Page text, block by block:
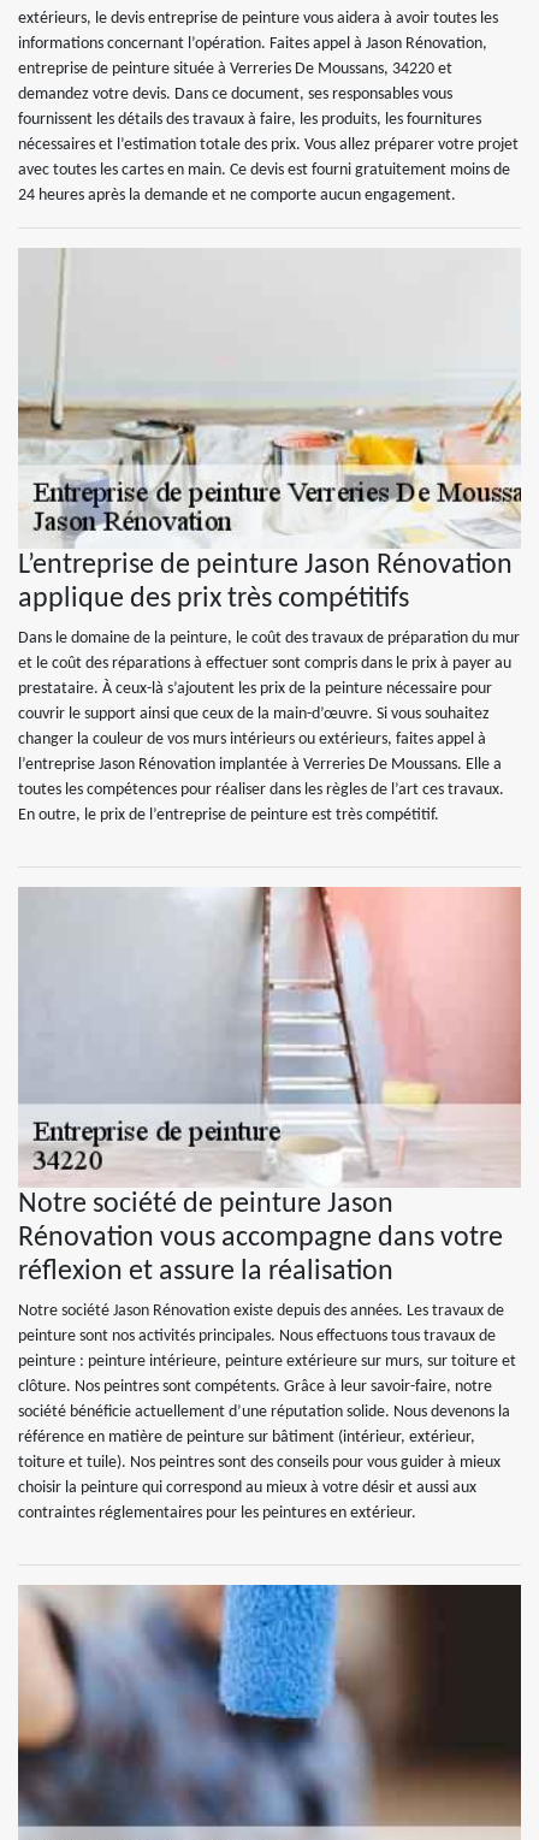
extérieurs, le devis entreprise de peinture vous aidera à avoir toutes les
informations concernant l’opération. Faites appel à Jason Rénovation,
entreprise de peinture située à Verreries De Moussans, 34220 et
demandez votre devis. Dans ce document, ses responsables vous
fournissent les détails des travaux à faire, les produits, les fournitures
nécessaires et l’estimation totale des prix. Vous allez préparer votre projet
avec toutes les cartes en main. Ce devis est fourni gratuitement moins de
24 heures après la demande et ne comporte aucun engagement.
L’entreprise de peinture Jason Rénovation
applique des prix très compétitifs
Dans le domaine de la peinture, le coût des travaux de préparation du mur
et le coût des réparations à effectuer sont compris dans le prix à payer au
prestataire. À ceux-là s’ajoutent les prix de la peinture nécessaire pour
couvrir le support ainsi que ceux de la main-d’œuvre. Si vous souhaitez
changer la couleur de vos murs intérieurs ou extérieurs, faites appel à
l’entreprise Jason Rénovation implantée à Verreries De Moussans. Elle a
toutes les compétences pour réaliser dans les règles de l’art ces travaux.
En outre, le prix de l’entreprise de peinture est très compétitif.
Notre société de peinture Jason
Rénovation vous accompagne dans votre
réflexion et assure la réalisation
Notre société Jason Rénovation existe depuis des années. Les travaux de
peinture sont nos activités principales. Nous effectuons tous travaux de
peinture : peinture intérieure, peinture extérieure sur murs, sur toiture et
clôture. Nos peintres sont compétents. Grâce à leur savoir-faire, notre
société bénéficie actuellement d’une réputation solide. Nous devenons la
référence en matière de peinture sur bâtiment (intérieur, extérieur,
toiture et tuile). Nos peintres sont des conseils pour vous guider à mieux
choisir la peinture qui correspond au mieux à votre désir et aussi aux
contraintes réglementaires pour les peintures en extérieur.